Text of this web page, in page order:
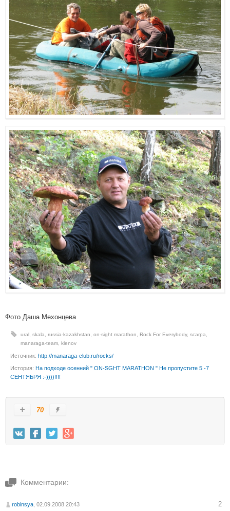
Фото Даша Мехонцева
ural skala russia-kazakhstan on-sight marathon Rock For Everybody, scarpa
manaraga-team klenov
Источник: http://manaraga-club.ru/rocks/
История: На подходе осенний " ON-SGHT MARATHON " Не пропустите 5 -7
СЕНТЯБРЯ :-))))!!!!
70
Комментарии:
robinsya , 02.09.2008 20:43 2